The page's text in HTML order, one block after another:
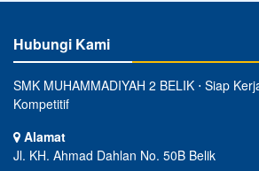
Hubungi Kami
SMK MUHAMMADIYAH 2 BELIK ⋅ Siap
Kompetitif
Alamat
Jl. KH. Ahmad Dahlan No. 50B Belik